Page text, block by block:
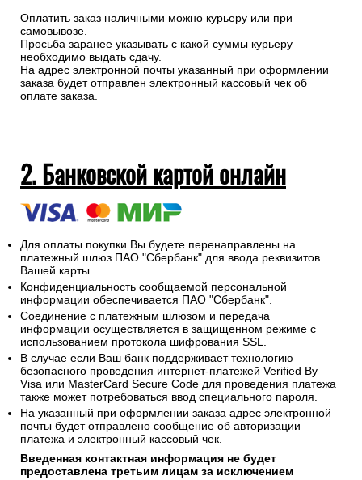
Оплатить заказ наличными можно курьеру или при
самовывозе.
Просьба заранее указывать с какой суммы курьеру
необходимо выдать сдачу.
На адрес электронной почты указанный при оформлении
заказа будет отправлен электронный кассовый чек об
оплате заказа.
2. Банковской картой онлайн
Для оплаты покупки Вы будете перенаправлены на
платежный шлюз ПАО "Сбербанк" для ввода реквизитов
Вашей карты.
Конфиденциальность сообщаемой персональной
информации обеспечивается ПАО "Сбербанк".
Соединение с платежным шлюзом и передача
информации осуществляется в защищенном режиме с
использованием протокола шифрования SSL.
В случае если Ваш банк поддерживает технологию
безопасного проведения интернет-платежей Verified By
Visa или MasterCard Secure Code для проведения платежа
также может потребоваться ввод специального пароля.
На указанный при оформлении заказа адрес электронной
почты будет отправлено сообщение об авторизации
платежа и электронный кассовый чек.
Введенная контактная информация не будет
предоставлена третьим лицам за исключением